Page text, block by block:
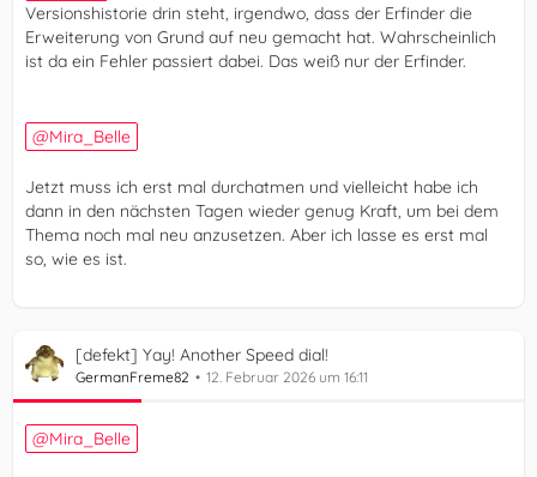
Versionshistorie drin steht, irgendwo, dass der Erfinder die
Erweiterung von Grund auf neu gemacht hat. Wahrscheinlich
ist da ein Fehler passiert dabei. Das weiß nur der Erfinder.
Mira_Belle
Jetzt muss ich erst mal durchatmen und vielleicht habe ich
dann in den nächsten Tagen wieder genug Kraft, um bei dem
Thema noch mal neu anzusetzen. Aber ich lasse es erst mal
so, wie es ist.
[defekt] Yay! Another Speed dial!
GermanFreme82 12. Februar 2026 um 16:11
Mira_Belle